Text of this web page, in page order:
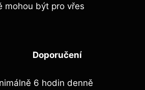
mohou být pro vřes
Doporučení
6 hodin denně